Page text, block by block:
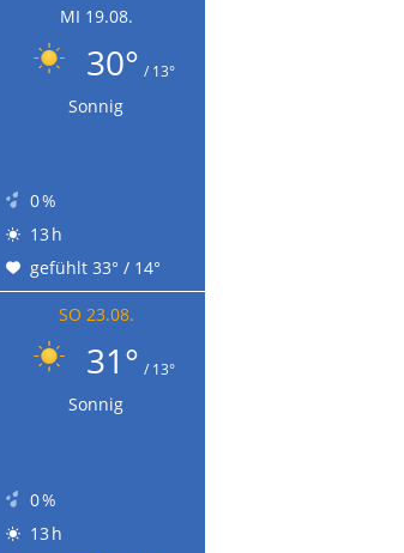
MI 19.08.
30° / 13°
Sonnig
0 %
13 h
gefühlt 33° / 14°
SO 23.08.
31° / 13°
Sonnig
0 %
13 h